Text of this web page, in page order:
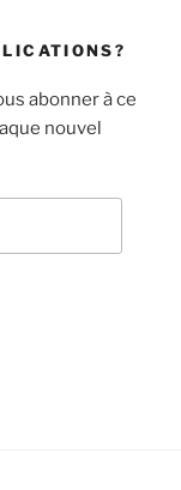
abonner à ce
nouvel